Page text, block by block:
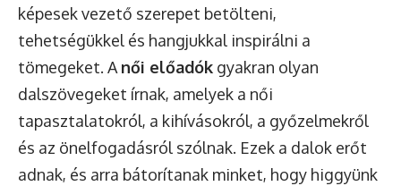
képesek vezető szerepet betölteni,
tehetségükkel és hangjukkal inspirálni a
tömegeket. A női előadók gyakran olyan
dalszövegeket írnak, amelyek a női
tapasztalatokról, a kihívásokról, a győzelmekről
és az önelfogadásról szólnak. Ezek a dalok erőt
adnak, és arra bátorítanak minket, hogy higgyünk